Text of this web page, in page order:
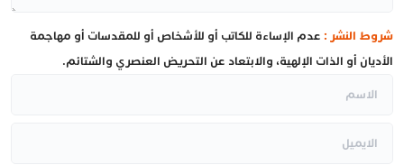
شروط النشر : عدم الإساءة للكاتب أو للأشخاص أو للمقدسات أو مهاجمة
الأديان أو الذات الإلهية، والابتعاد عن التحريض العنصري والشتائم.